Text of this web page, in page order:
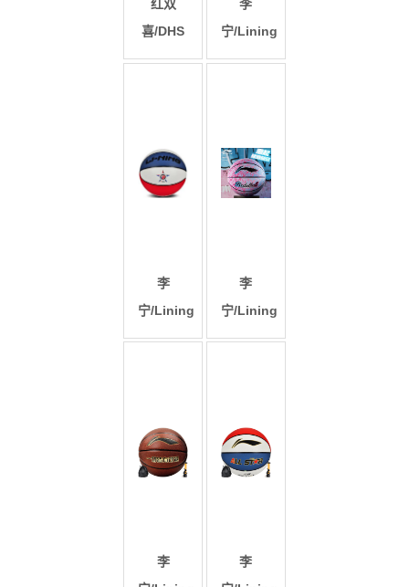
红双
喜/DHS
李
宁/Lining
李
宁/Lining
李
宁/Lining
李
李